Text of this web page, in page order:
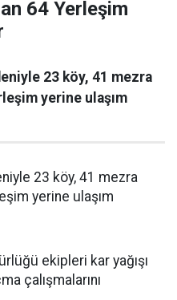
64 Yerleşim
23 köy, 41 mezra
yerine ulaşım
23 köy, 41 mezra
yerine ulaşım
ekipleri kar yağışı
çalışmalarını